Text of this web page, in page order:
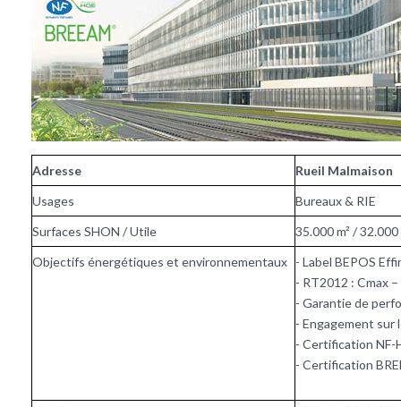
Adresse
Rueil Malmaison
Usages
Bureaux & RIE
Surfaces SHON / Utile
35.000 m² / 32.000
Objectifs énergétiques et environnementaux - Label BEPOS
- RT2012 : Cmax
- Garantie de
- Engagement sur
- Certification NF-
- Certification